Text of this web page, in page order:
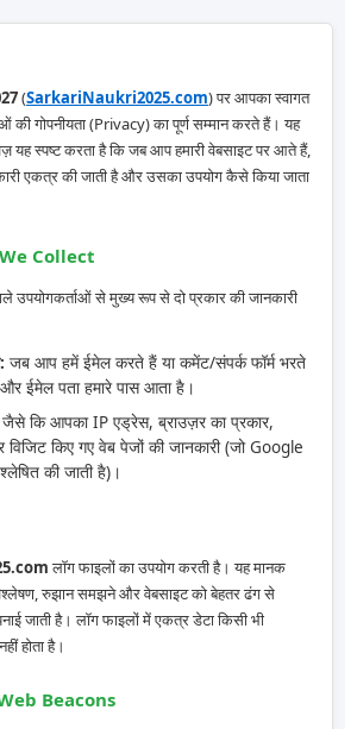
(SarkariNaukri2025.com) पर आपका स्वागत
की गोपनीयता (Privacy) का पूर्ण सम्मान करते हैं। यह
यह स्पष्ट करता है कि जब आप हमारी वेबसाइट पर आते हैं,
एकत्र की जाती है और उसका उपयोग कैसे किया जाता
Collect
उपयोगकर्ताओं से मुख्य रूप से दो प्रकार की जानकारी
जब आप हमें ईमेल करते हैं या कमेंट/संपर्क फॉर्म भरते
ईमेल पता हमारे पास आता है।
जैसे कि आपका IP एड्रेस, ब्राउज़र का प्रकार,
विजिट किए गए वेब पेजों की जानकारी (जो Google
की जाती है)।
लॉग फाइलों का उपयोग करती है। यह मानक
रुझान समझने और वेबसाइट को बेहतर ढंग से
जाती है। लॉग फाइलों में एकत्र डेटा किसी भी
होता है।
Beacons